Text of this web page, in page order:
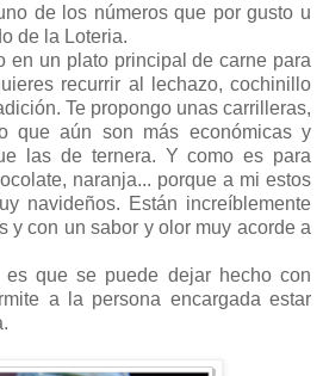
de los números que por gusto u
de la Loteria.
en un plato principal de carne para
recurrir al lechazo, cochinillo
Te propongo unas carrilleras,
que aún son más económicas y
las de ternera. Y como es para
naranja... porque a mi estos
navideños. Están increíblemente
y con un sabor y olor muy acorde a
es que se puede dejar hecho con
a la persona encargada estar